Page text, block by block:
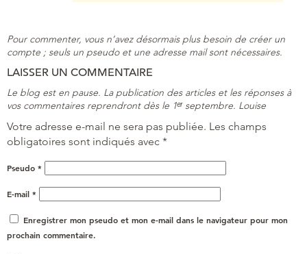
Pour commenter, vous n’avez désormais plus besoin de créer un
compte ; seuls un pseudo et une adresse mail sont nécessaires.
LAISSER UN COMMENTAIRE
Le blog est en pause. La publication des articles et les réponses à
vos commentaires reprendront dès le 1ᵉʳ septembre. Louise
Votre adresse e-mail ne sera pas publiée. Les champs
obligatoires sont indiqués avec *
Pseudo *
E-mail *
Enregistrer mon pseudo et mon e-mail dans le navigateur pour mon
prochain commentaire.